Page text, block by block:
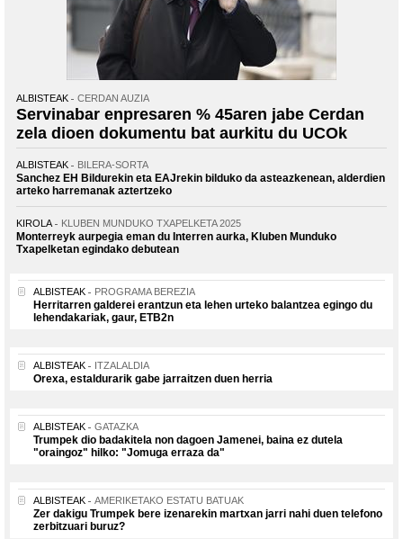
ALBISTEAK CERDAN AUZIA
Servinabar enpresaren % 45aren jabe Cerdan
zela dioen dokumentu bat aurkitu du UCOk
ALBISTEAK BILERA-SORTA
Sanchez EH Bildurekin eta EAJrekin bilduko da asteazkenean, alderdien
arteko harremanak aztertzeko
KIROLA KLUBEN MUNDUKO TXAPELKETA 2025
Monterreyk aurpegia eman du Interren aurka, Kluben Munduko
Txapelketan egindako debutean
ALBISTEAK PROGRAMA BEREZIA
Herritarren galderei erantzun eta lehen urteko balantzea egingo du
lehendakariak, gaur, ETB2n
ALBISTEAK ITZALALDIA
Orexa, estaldurarik gabe jarraitzen duen herria
ALBISTEAK GATAZKA
Trumpek dio badakitela non dagoen Jamenei, baina ez dutela
"oraingoz" hilko: "Jomuga erraza da"
ALBISTEAK AMERIKETAKO ESTATU BATUAK
Zer dakigu Trumpek bere izenarekin martxan jarri nahi duen telefono
zerbitzuari buruz?